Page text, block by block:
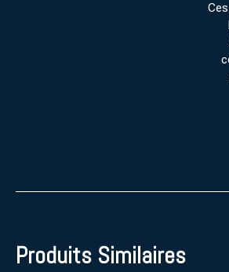
Produits Similaires